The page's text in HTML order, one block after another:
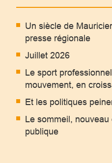
Un siècle de
presse régionale
Juillet 2026
Le sport
mouvement, en
Et les politiques
Le sommeil,
publique